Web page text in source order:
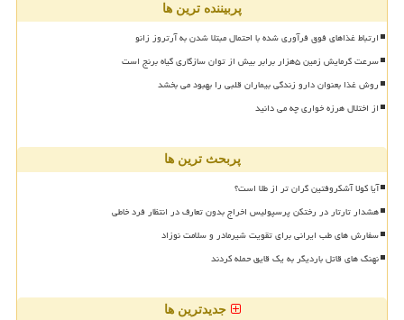
پربیننده ترین ها
ارتباط غذاهای فوق فرآوری شده با احتمال مبتلا شدن به آرتروز زانو
سرعت گرمایش زمین ۵هزار برابر بیش از توان سازگاری گیاه برنج است
روش غذا بعنوان دارو زندگی بیماران قلبی را بهبود می بخشد
از اختلال هرزه خواری چه می دانید
پربحث ترین ها
آیا کولا آشکروفتین گران تر از طلا است؟
هشدار تارتار در رختکن پرسپولیس اخراج بدون تعارف در انتظار فرد خاطی
سفارش های طب ایرانی برای تقویت شیرمادر و سلامت نوزاد
نهنگ های قاتل باردیگر به یک قایق حمله کردند
جدیدترین ها